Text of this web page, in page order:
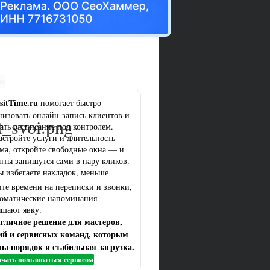
помогает быстро
онлайн-запись клиентов и
расписание под контролем.
услуги и длительность
откройте свободные окна — и
запишутся сами в пару кликов.
избегаете накладок, меньше
времени на переписки и звонки,
напоминания
явку.
решение для мастеров,
и сервисных команд, которым
порядок и стабильная загрузка.
пользоваться сервисом